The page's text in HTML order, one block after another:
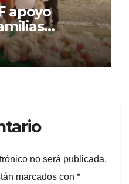
apoyo
en
no será publicada.
marcados con *